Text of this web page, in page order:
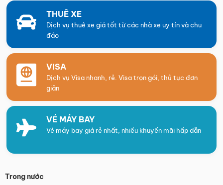
THUÊ XE
Dịch vụ thuê xe giá tốt từ các nhà xe uy tín và chu
đáo
VISA
Dịch vụ Visa nhanh, rẻ. Visa trọn gói, thủ tục đơn
giản
VÉ MÁY BAY
Vé máy bay giá rẻ nhất, nhiều khuyến mãi hấp dẫn
Trong nước